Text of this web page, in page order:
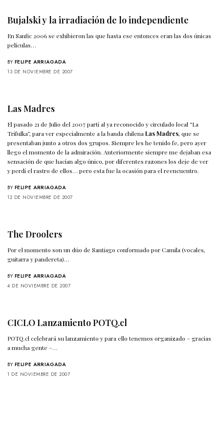
Bujalski y la irradiación de lo independiente
En Sanfic 2006 se exhibieron las que hasta ese entonces eran las dos únicas
películas…
BY FELIPE ARRIAGADA
13 DE NOVIEMBRE DE 2007
Las Madres
El pasado 21 de Julio del 2007 partí al ya reconocido y circulado local “La
Trifulka”, para ver especialmente a la banda chilenaLas Madres, que se
presentaban junto a otros dos grupos. Siempre les he tenido fe, pero ayer
llego el momento de la admiración. Anteriormente siempre me dejaban esa
sensación de que hacían algo único, por diferentes razones los deje de ver
y perdí el rastro de ellos… pero esta fue la ocasión para el reencuentro.
BY FELIPE ARRIAGADA
12 DE NOVIEMBRE DE 2007
The Droolers
Por el momento son un dúo de Santiago conformado por Camila (vocales,
guitarra y pandereta)…
BY FELIPE ARRIAGADA
4 DE NOVIEMBRE DE 2007
CICLO Lanzamiento POTQ.cl
POTQ.cl celebrará su lanzamiento y para ello tenemos organizado – gracias
a mucha gente –…
BY FELIPE ARRIAGADA
1 DE NOVIEMBRE DE 2007